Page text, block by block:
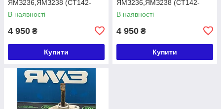
ЯМЗ236,ЯМЗ238 (СТ142-
3708800 КАМАЗ)
В наявності
4 950 ₴
Купити
ЯМЗ236,ЯМЗ238 (СТ142-
3708800 МАЗ)
В наявності
4 950 ₴
Купити